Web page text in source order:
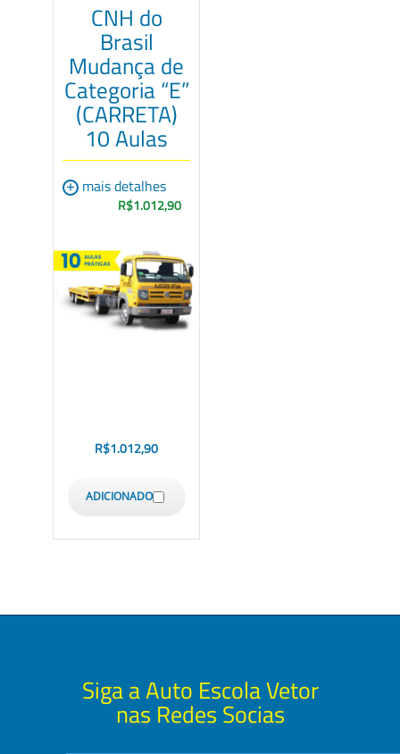
CNH do
Brasil
Mudança de
Categoria “E”
(CARRETA)
10 Aulas
+ mais detalhes
R$1.012,90
R$1.012,90
ADICIONADO
Siga a Auto Escola Vetor
nas Redes Socias